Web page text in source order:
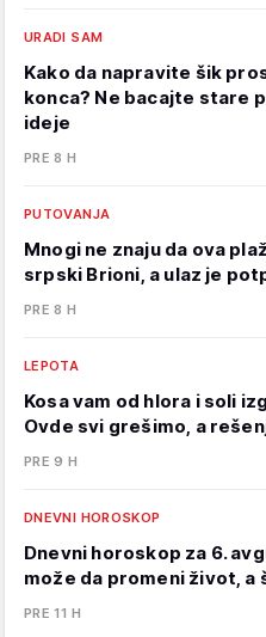
URADI SAM
Kako da napravite šik
konca? Ne bacajte stare
ideje
PRE 8 H
PUTOVANJA
Mnogi ne znaju da ova
srpski Brioni, a ulaz je
PRE 8 H
LEPOTA
Kosa vam od hlora i soli
Ovde svi grešimo, a
PRE 9 H
DNEVNI HOROSKOP
Dnevni horoskop za 6.
može da promeni život, a
PRE 11 H